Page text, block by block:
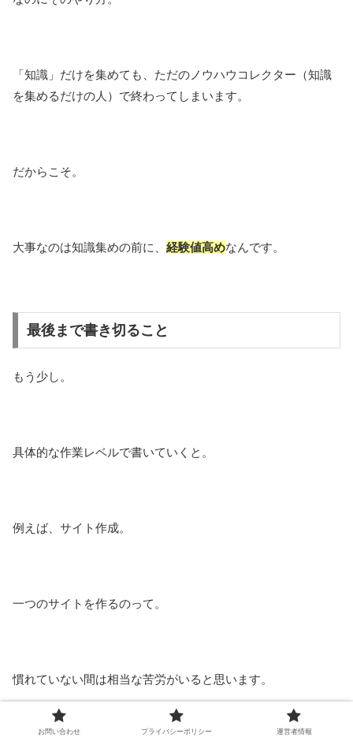
「知識」だけを集めても、ただのノウハウコレクター（知識
を集めるだけの人）で終わってしまいます。
だからこそ。
大事なのは知識集めの前に、 経験値高めなんです。
最後まで書き切ること
もう少し。
具体的な作業レベルで書いていくと。
例えば、サイト作成。
一つのサイトを作るのって。
慣れていない間は相当な苦労がいると思います。
お問い合わせ プライバシーポリシー 運営者情報